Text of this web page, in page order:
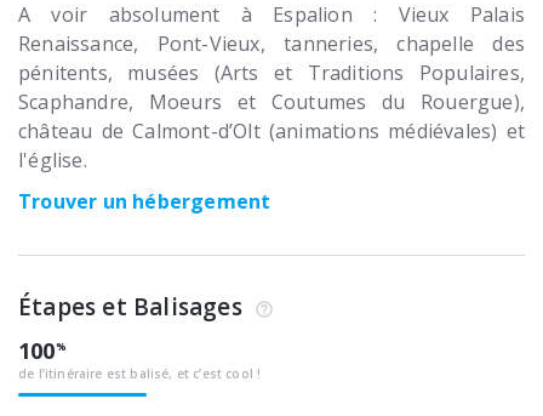
A voir absolument à Espalion : Vieux Palais
Renaissance, Pont-Vieux, tanneries, chapelle des
pénitents, musées (Arts et Traditions Populaires,
Scaphandre, Moeurs et Coutumes du Rouergue),
château de Calmont-d’Olt (animations médiévales) et
l'église.
Trouver un hébergement
Étapes et Balisages
100
de l’itinéraire est balisé, et c’est cool !